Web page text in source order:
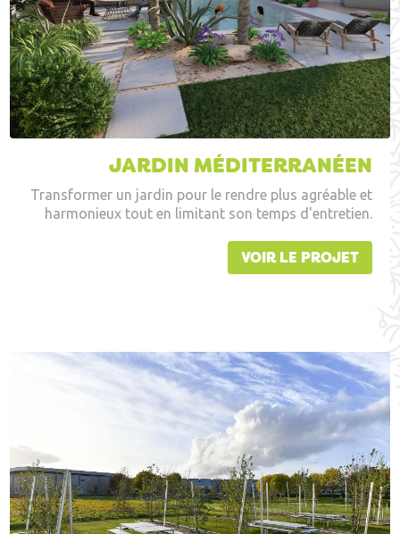
JARDIN MÉDITERRANÉEN
Transformer un jardin pour le rendre plus agréable et
harmonieux tout en limitant son temps d'entretien.
VOIR LE PROJET